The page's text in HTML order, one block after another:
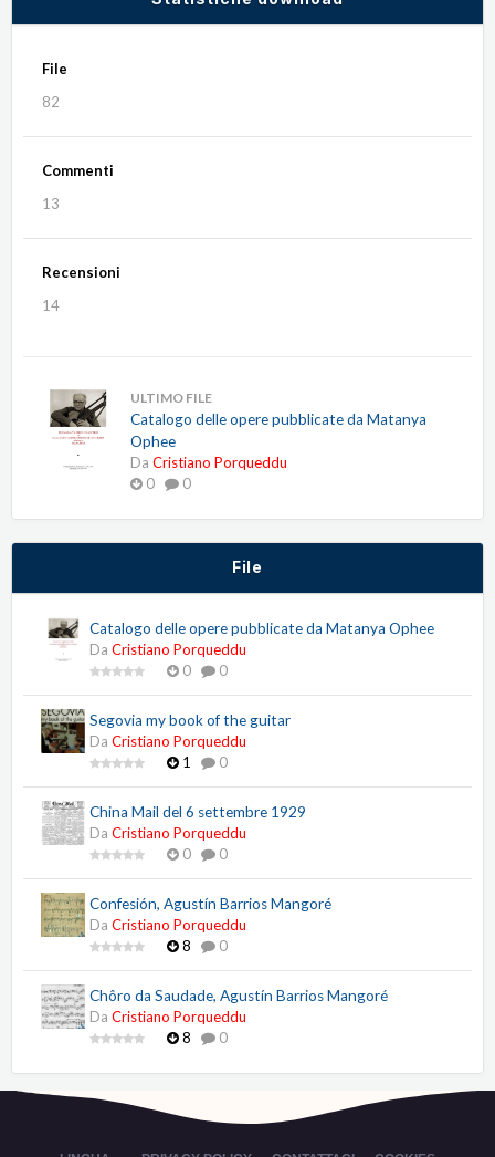
File
82
Commenti
13
Recensioni
14
ULTIMO FILE
Catalogo delle opere pubblicate da Matanya
Ophee
Da Cristiano Porqueddu
0
0
File
Catalogo delle opere pubblicate da Matanya Ophee
Da Cristiano Porqueddu
0
0
Segovia my book of the guitar
Da Cristiano Porqueddu
1
0
China Mail del 6 settembre 1929
Da Cristiano Porqueddu
0
0
Confesión, Agustín Barrios Mangoré
Da Cristiano Porqueddu
8
0
Chôro da Saudade, Agustín Barrios Mangoré
Da Cristiano Porqueddu
8
0